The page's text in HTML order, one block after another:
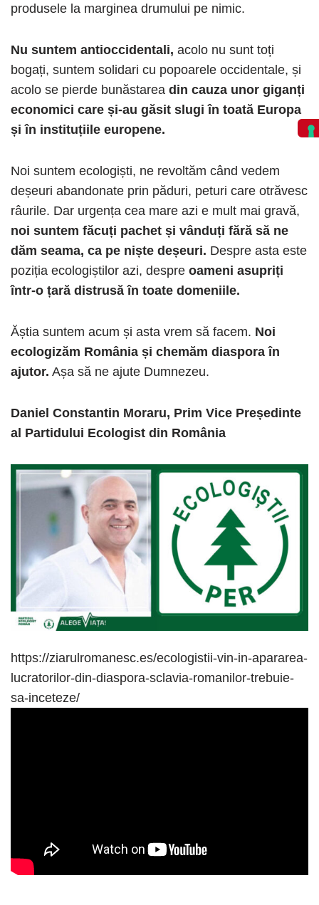
produsele la marginea drumului pe nimic.
Nu suntem antioccidentali, acolo nu sunt toți
bogați, suntem solidari cu popoarele occidentale, și
acolo se pierde bunăstarea din cauza unor giganți
economici care și-au găsit slugi în toată Europa
și în instituțiile europene.
Noi suntem ecologiști, ne revoltăm când vedem
deșeuri abandonate prin păduri, peturi care otrăvesc
râurile. Dar urgența cea mare azi e mult mai gravă,
noi suntem făcuți pachet și vânduți fără să ne
dăm seama, ca pe niște deșeuri. Despre asta este
poziția ecologiștilor azi, despre oameni asupriți
într-o țară distrusă în toate domeniile.
Ăștia suntem acum și asta vrem să facem. Noi
ecologizăm România și chemăm diaspora în
ajutor. Așa să ne ajute Dumnezeu.
Daniel Constantin Moraru, Prim Vice Președinte
al Partidului Ecologist din România
https://ziarulromanesc.es/ecologistii-vin-in-apararea-
lucratorilor-din-diaspora-sclavia-romanilor-trebuie-
sa-inceteze/